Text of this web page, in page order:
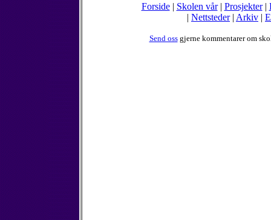
Forside| Skolen vår| Prosjekter|
| Nettsteder| Arkiv |
Send ossgjerne kommentarer om